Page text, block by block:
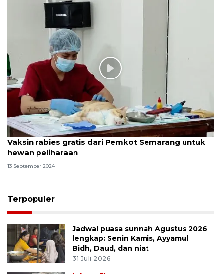
Vaksin rabies gratis dari Pemkot Semarang untuk
hewan peliharaan
13 September 2024
Terpopuler
Jadwal puasa sunnah Agustus 2026
lengkap: Senin Kamis, Ayyamul
Bidh, Daud, dan niat
31 Juli 2026